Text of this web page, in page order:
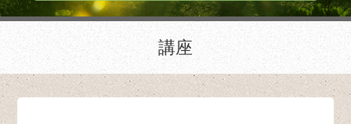
講座